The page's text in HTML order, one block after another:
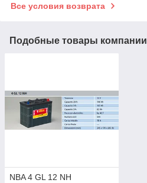
Все условия возврата
Подобные товары компании
NBA 4 GL 12 NH